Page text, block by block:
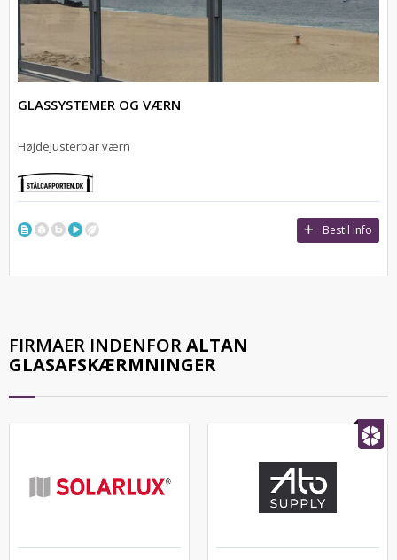
GLASSYSTEMER OG VÆRN
Højdejusterbar værn
Bestil info
FIRMAER INDENFORALTAN
GLASAFSKÆRMNINGER